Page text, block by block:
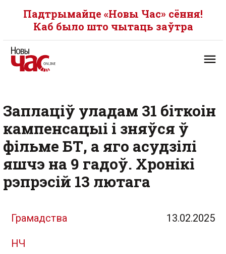
Падтрымайце «Новы Час» сёння!
Каб было што чытаць заўтра
Заплаціў уладам 31 біткоін
кампенсацыі і зняўся ў
фільме БТ, а яго асудзілі
яшчэ на 9 гадоў. Хронікі
рэпрэсій 13 лютага
Грамадства 13.02.2025
НЧ